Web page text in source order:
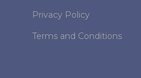
Privacy Policy
Terms and Conditions